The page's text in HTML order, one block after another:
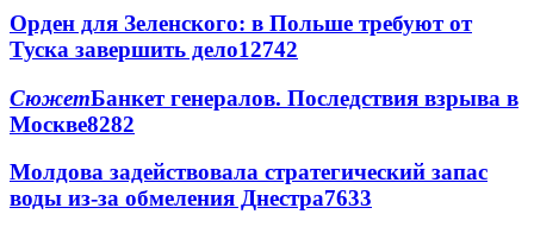
Орден для Зеленского: в Польше требуют от
Туска завершить дело12742
СюжетБанкет генералов. Последствия взрыва в
Москве8282
Молдова задействовала стратегический запас
воды из-за обмеления Днестра7633